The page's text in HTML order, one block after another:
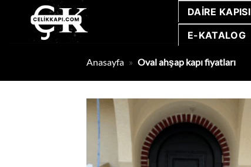
DAIRE KAPISI
E-KATALOG
Anasayfa » Oval ahşap kapı fiyatları